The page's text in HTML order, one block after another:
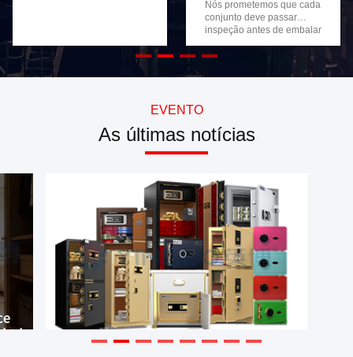
Nós prometemos que cada
conjunto deve passar
inspeção antes de embalar
EVENTO
As últimas notícias